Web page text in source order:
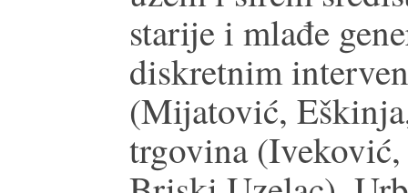
starije i mlađe
diskretnim
(Mijatović,
trgovina